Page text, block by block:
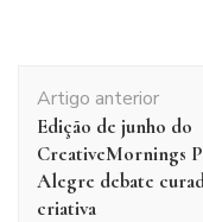
de
post
Artigo anterior
Edição de junho do
CreativeMornings
Alegre debate
criativa